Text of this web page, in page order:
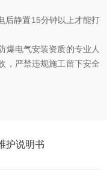
后静置15分钟以上才能打
爆电气安装资质的专业人
，严禁违规施工留下安全
护说明书